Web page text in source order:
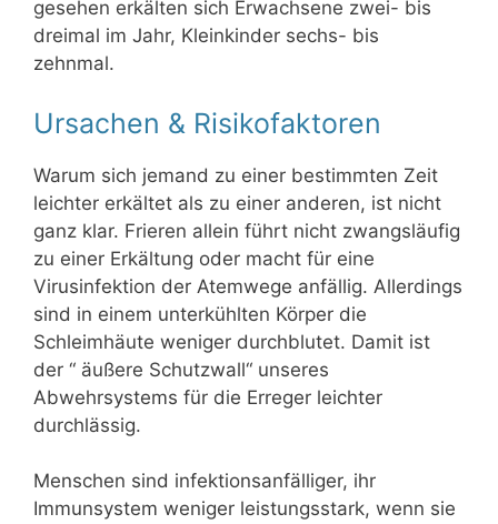
gesehen erkälten sich Erwachsene zwei- bis
dreimal im Jahr, Kleinkinder sechs- bis
zehnmal.
Ursachen & Risikofaktoren
Warum sich jemand zu einer bestimmten Zeit
leichter erkältet als zu einer anderen, ist nicht
ganz klar. Frieren allein führt nicht zwangsläufig
zu einer Erkältung oder macht für eine
Virusinfektion der Atemwege anfällig. Allerdings
sind in einem unterkühlten Körper die
Schleimhäute weniger durchblutet. Damit ist
der “ äußere Schutzwall“ unseres
Abwehrsystems für die Erreger leichter
durchlässig.
Menschen sind infektionsanfälliger, ihr
Immunsystem weniger leistungsstark, wenn sie